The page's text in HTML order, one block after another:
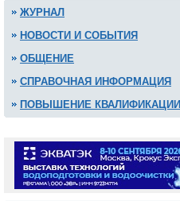
ЖУРНАЛ
НОВОСТИ И СОБЫТИЯ
ОБЩЕНИЕ
СПРАВОЧНАЯ ИНФОРМАЦИЯ
ПОВЫШЕНИЕ КВАЛИФИКАЦИИ